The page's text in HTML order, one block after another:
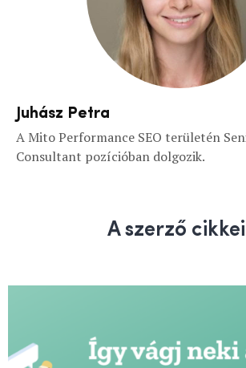
Juhász Petra
A Mito Performance SEO területén
Consultant pozícióban dolgozik.
A szerző